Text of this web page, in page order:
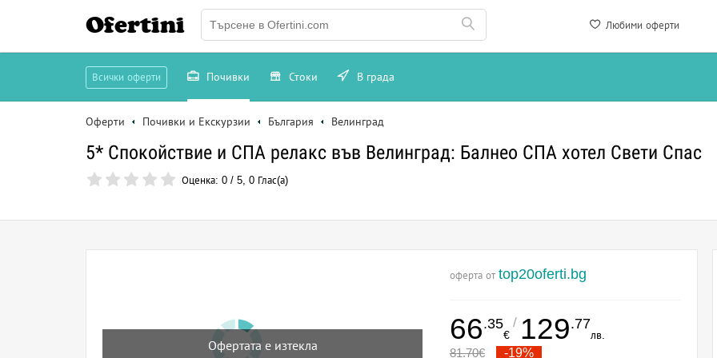
Любими оферти
Ofertini
Всички оферти Почивки Стоки В града
Оферти Почивки и Екскурзии България Велинград
5* Спокойствие и СПА релакс във Велинград: Балнео СПА хотел Свети Спас
Оценка: 0 / 5, 0 Глас(а)
Офертата е изтекла
оферта от top20oferti.bg
66.35
€
/ 129.77
лв.
81.70€ -19%